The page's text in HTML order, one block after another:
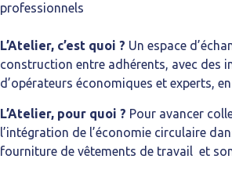
professionnels
L’Atelier, c’est quoi ? Un espace
construction entre adhérents, avec des
d’opérateurs économiques et experts,
L’Atelier, pour quoi ? Pour avancer
l’intégration de l’économie circulaire
fourniture de vêtements de travail et son